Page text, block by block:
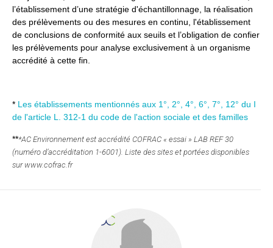
l’établissement d’une stratégie d'échantillonnage, la réalisation
des prélèvements ou des mesures en continu, l'établissement
de conclusions de conformité aux seuils et l’obligation de confier
les prélèvements pour analyse exclusivement à un organisme
accrédité à cette fin.
* Les établissements mentionnés aux 1°, 2°, 4°, 6°, 7°, 12° du I
de l'article L. 312-1 du code de l'action sociale et des familles
***AC Environnement est accrédité COFRAC « essai » LAB REF 30
(numéro d’accréditation 1-6001). Liste des sites et portées disponibles
sur www.cofrac.fr